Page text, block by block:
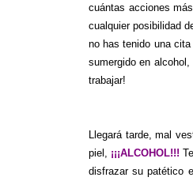
cuántas acciones
cualquier posibilidad
no has tenido una
sumergido en
trabajar!
Llegará tarde, mal
piel, ¡¡¡ALCOHOL!!!
disfrazar su patético